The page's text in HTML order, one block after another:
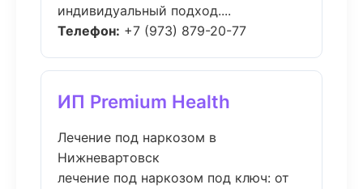
индивидуальный подход....
Телефон: +7 (973) 879-20-77
ИП Premium Health
Лечение под наркозом в
Нижневартовск
лечение под наркозом под ключ: от